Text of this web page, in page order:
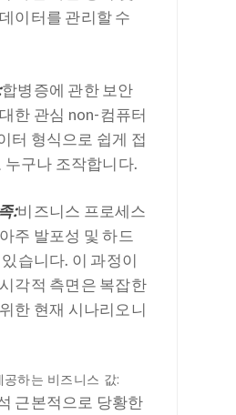
이터를 관리할 수
합병증에 관한 보안
한 관심 non-컴퓨터
터 형식으로 쉽게 접
누구나 조작합니다.
:비즈니스 프로세스
주 발포성 및 하드
습니다. 이 과정이
각적 측면은 복잡한
한 현재 시나리오니
하는 비즈니스 값:
근본적으로 당황한